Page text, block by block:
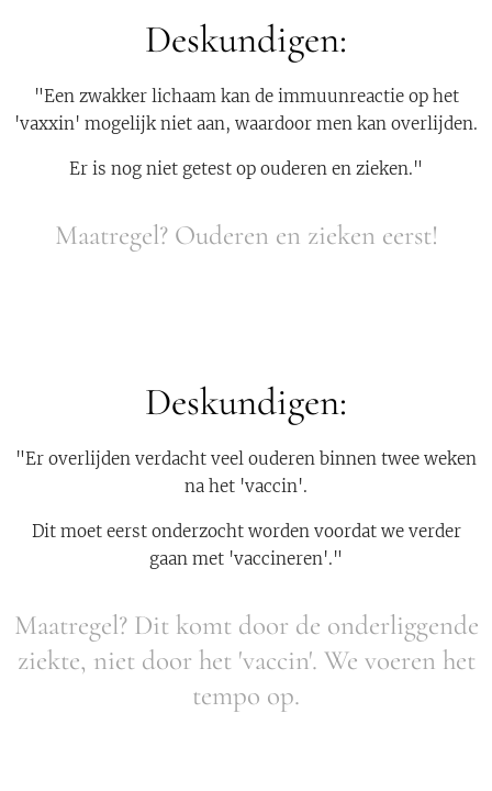
Deskundigen:
"Een zwakker lichaam kan de immuunreactie op het
'vaxxin' mogelijk niet aan, waardoor men kan overlijden.
Er is nog niet getest op ouderen en zieken."
Maatregel? Ouderen en zieken eerst!
Deskundigen:
"Er overlijden verdacht veel ouderen binnen twee weken
na het 'vaccin'.
Dit moet eerst onderzocht worden voordat we verder
gaan met 'vaccineren'."
Maatregel? Dit komt door de onderliggende
ziekte, niet door het 'vaccin'. We voeren het
tempo op.